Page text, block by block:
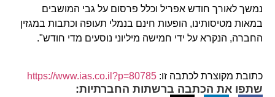
נמשך לאורך חודש אפריל וכלל פרסום על גבי המושבים
במאות מטיסותינו, הופעות חינם בנמלי תעופה וכתבות במגזין
החברה, הנקרא על ידי חמישה מיליוני נוסעים מדי חודש".
כתובת מקוצרת לכתבה זו: https://www.ias.co.il?p=80785
שתפו את הכתבה ברשתות החברתיות: